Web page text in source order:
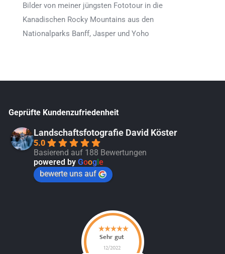
Bilder von meiner jüngsten Fototour in die
Kanadischen Rocky Mountains aus den
Nationalparks Banff, Jasper und Yoho
Geprüfte Kundenzufriedenheit
Landschaftsfotografie David Köster
5.0
Basierend auf 188 Bewertungen
powered by Google
bewerte uns auf